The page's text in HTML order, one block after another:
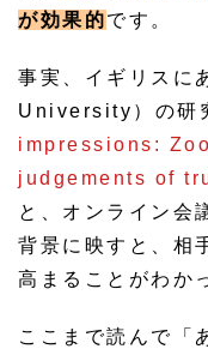
が効果的です。
事実、イギリスに
University）の研
impressions:
judgements of
と、オンライン会
背景に映すと、相
高まることがわか
ここまで読んで「